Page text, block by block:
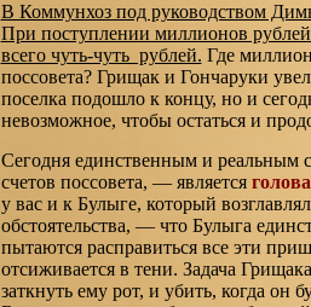
В Коммунхоз под руководством
При поступлении миллионов рублей
всего чуть-чуть рублей. Где
поссовета? Грищак и Гончаруки
поселка подошло к концу, но и
невозможное, чтобы остаться и
Сегодня единственным и реальным
счетов поссовета, — является
у вас и к Булыге, который
обстоятельства, — что Булыга
пытаются расправиться все эти
отсиживается в тени. Задача
заткнуть ему рот, и убить, когда он